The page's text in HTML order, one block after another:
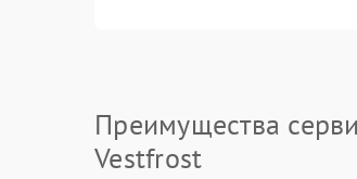
Преимущества
Vestfrost